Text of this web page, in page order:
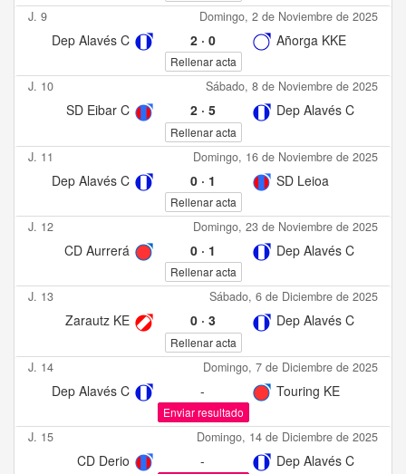
J. 9 Domingo, 2 de Noviembre de 2025
Dep Alavés C 2· 0 Añorga KKE
Rellenar acta
J. 10 Sábado, 8 de Noviembre de 2025
SD Eibar C 2· 5 Dep Alavés C
Rellenar acta
J. 11 Domingo, 16 de Noviembre de 2025
Dep Alavés C 0· 1 SD Leioa
Rellenar acta
J. 12 Domingo, 23 de Noviembre de 2025
CD Aurrerá 0· 1 Dep Alavés C
Rellenar acta
J. 13 Sábado, 6 de Diciembre de 2025
Zarautz KE 0· 3 Dep Alavés C
Rellenar acta
J. 14 Domingo, 7 de Diciembre de 2025
Dep Alavés C - Touring KE
Enviar resultado
J. 15 Domingo, 14 de Diciembre de 2025
CD Derio - Dep Alavés C